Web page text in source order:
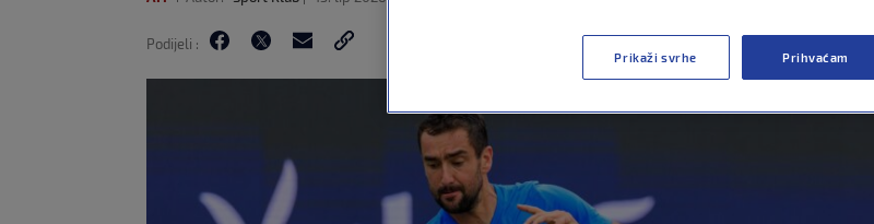
Podijeli :
Prikaži svrhe Prihvaćam